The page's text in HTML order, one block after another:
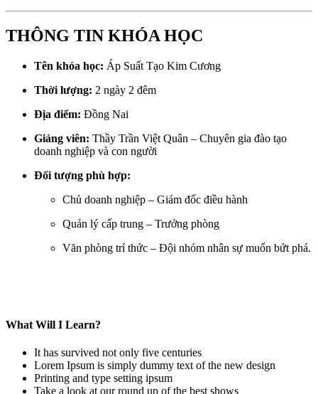
THÔNG TIN KHÓA HỌC
Tên khóa học: Áp Suất Tạo Kim Cương
Thời lượng: 2 ngày 2 đêm
Địa điểm: Đồng Nai
Giảng viên: Thầy Trần Việt Quân – Chuyên gia đào tạo
doanh nghiệp và con người
Đối tượng phù hợp:
Chủ doanh nghiệp – Giám đốc điều hành
Quản lý cấp trung – Trưởng phòng
Văn phòng trí thức – Đội nhóm nhân sự muốn bứt phá.
What Will I Learn?
It has survived not only five centuries
Lorem Ipsum is simply dummy text of the new design
Printing and type setting ipsum
Take a look at our round up of the best shows